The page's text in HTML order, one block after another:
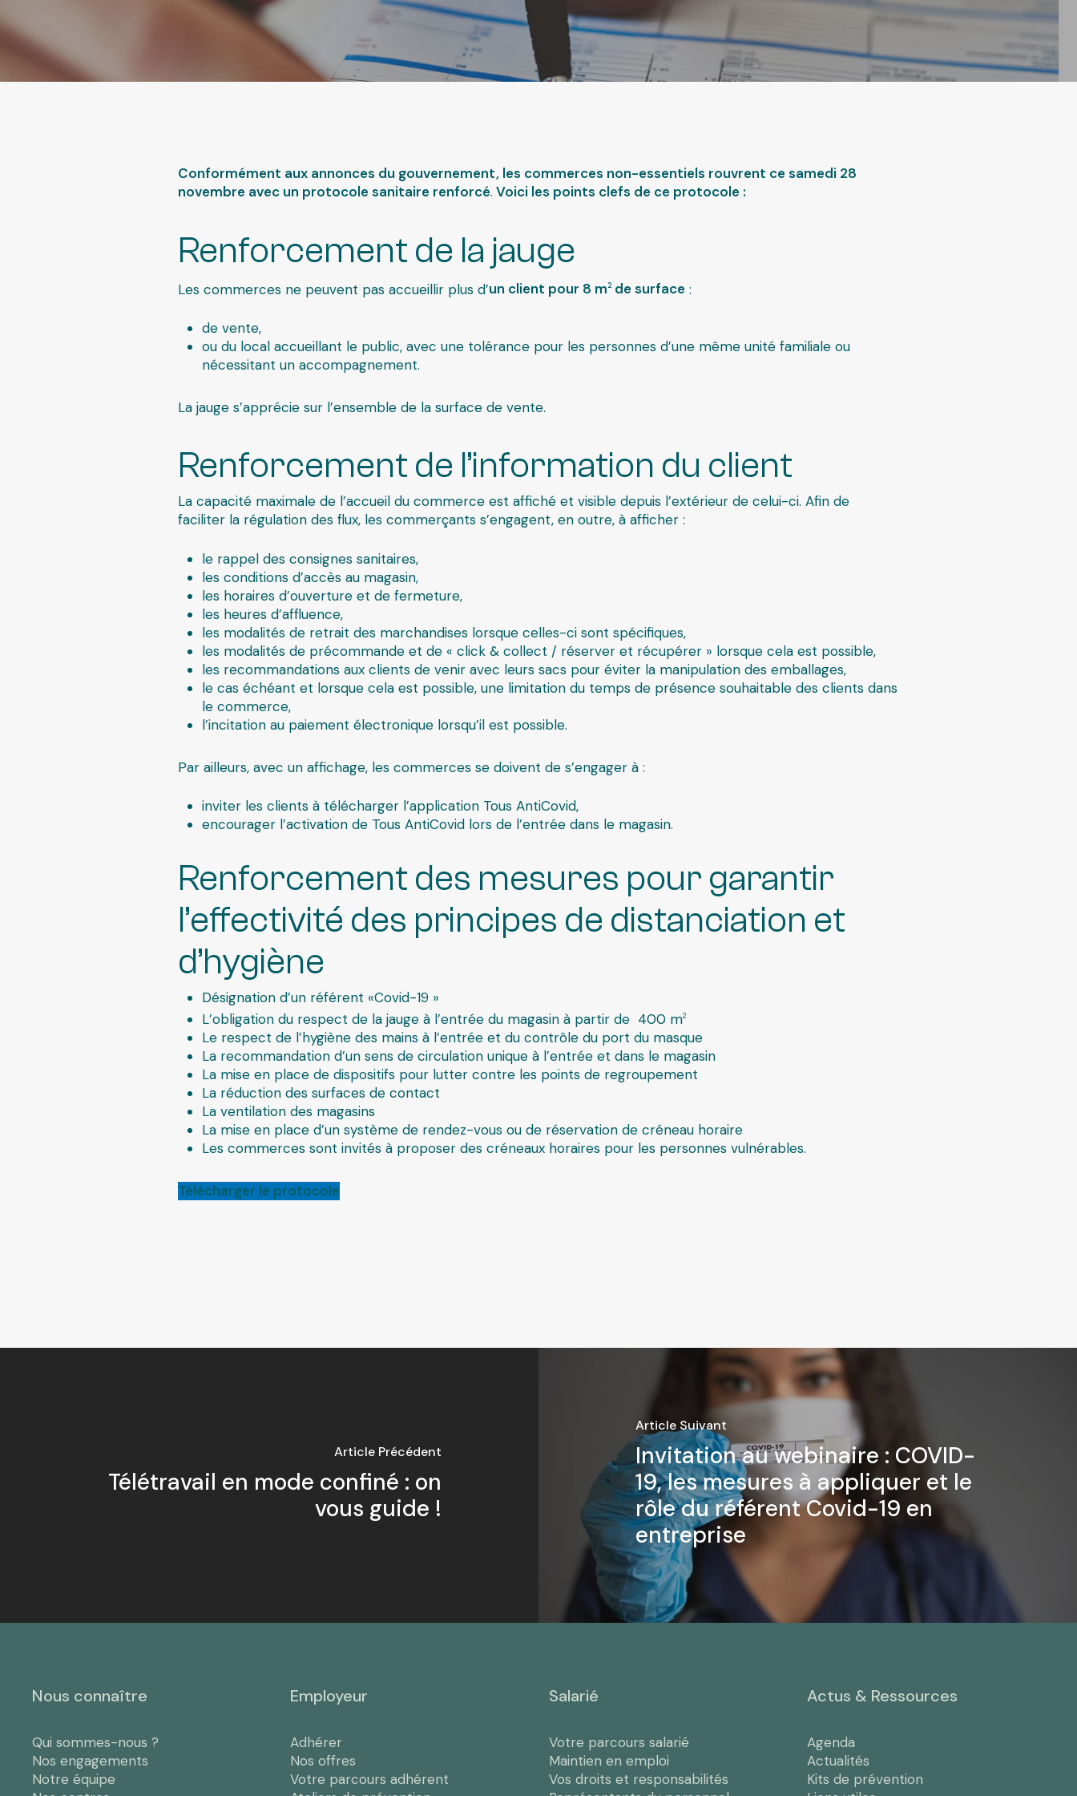
Santé publique
Conformément aux annonces du gouvernement, les commerces non-essentiels rouvrent ce samedi 28
novembre avec un protocole sanitaire renforcé. Voici les points clefs de ce protocole :
Renforcement de la jauge
Les commerces ne peuvent pas accueillir plus d’un client pour 8 m2 de surface :
de vente,
ou du local accueillant le public, avec une tolérance pour les personnes d’une même unité familiale ou
nécessitant un accompagnement.
La jauge s’apprécie sur l’ensemble de la surface de vente.
Renforcement de l’information du client
La capacité maximale de l’accueil du commerce est affiché et visible depuis l’extérieur de celui-ci. Afin de
faciliter la régulation des flux, les commerçants s’engagent, en outre, à afficher :
le rappel des consignes sanitaires,
les conditions d’accès au magasin,
les horaires d’ouverture et de fermeture,
les heures d’affluence,
les modalités de retrait des marchandises lorsque celles-ci sont spécifiques,
les modalités de précommande et de « click & collect / réserver et récupérer » lorsque cela est possible,
les recommandations aux clients de venir avec leurs sacs pour éviter la manipulation des emballages,
le cas échéant et lorsque cela est possible, une limitation du temps de présence souhaitable des clients dans
le commerce,
l’incitation au paiement électronique lorsqu’il est possible.
Par ailleurs, avec un affichage, les commerces se doivent de s’engager à :
inviter les clients à télécharger l’application Tous AntiCovid,
encourager l’activation de Tous AntiCovid lors de l’entrée dans le magasin.
Renforcement des mesures pour garantir
l’effectivité des principes de distanciation et
d’hygiène
Désignation d’un référent «Covid-19 »
L’obligation du respect de la jauge à l’entrée du magasin à partir de 400 m2
Le respect de l’hygiène des mains à l’entrée et du contrôle du port du masque
La recommandation d’un sens de circulation unique à l’entrée et dans le magasin
La mise en place de dispositifs pour lutter contre les points de regroupement
La réduction des surfaces de contact
La ventilation des magasins
La mise en place d’un système de rendez-vous ou de réservation de créneau horaire
Les commerces sont invités à proposer des créneaux horaires pour les personnes vulnérables.
Télécharger le protocole
Article Précédent
Télétravail en mode confiné : on
vous guide !
Article Suivant
Invitation au webinaire : COVID-
19, les mesures à appliquer et le
rôle du référent Covid-19 en
entreprise
Nous connaître
Qui sommes-nous ?
Nos engagements
Notre équipe
Employeur
Adhérer
Nos offres
Votre parcours adhérent
Salarié
Votre parcours salarié
Maintien en emploi
Vos droits et responsabilités
Actus & Ressources
Agenda
Actualités
Kits de prévention